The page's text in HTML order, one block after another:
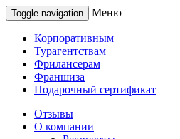
Toggle navigation Меню
Корпоративным
Турагентствам
Фрилансерам
Франшиза
Подарочный сертификат
Отзывы
О компании